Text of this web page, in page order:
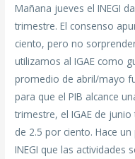
Mañana jueves el INEGI
trimestre. El consenso
ciento, pero no
utilizamos al IGAE como
promedio de abril/mayo
para que el PIB alcance
trimestre, el IGAE de
de 2.5 por ciento. Hace
INEGI que las actividades